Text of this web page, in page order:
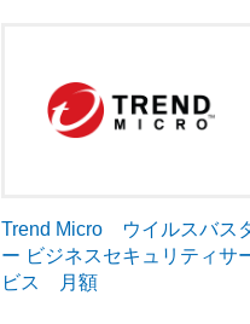
Trend Micro ウイルスバス
ー ビジネスセキュリティサ
ビス 月額